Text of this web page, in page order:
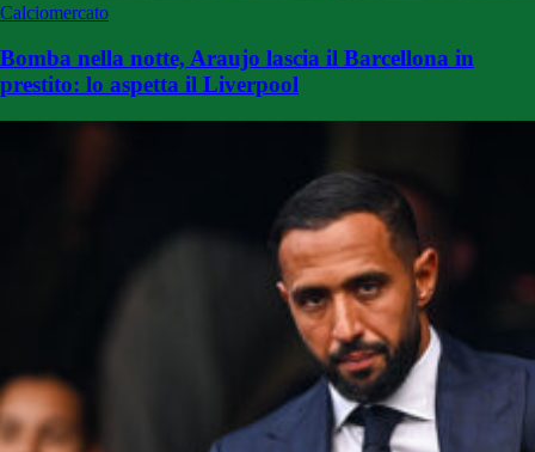
Calciomercato
Bomba nella notte, Araujo lascia il Barcellona in
prestito: lo aspetta il Liverpool